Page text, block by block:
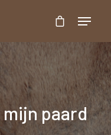
'Esc' om te
paard